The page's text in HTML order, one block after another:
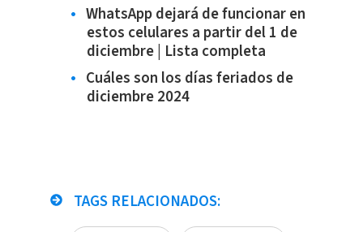
WhatsApp dejará de funcionar en
estos celulares a partir del 1 de
diciembre | Lista completa
Cuáles son los días feriados de
diciembre 2024
TAGS RELACIONADOS: